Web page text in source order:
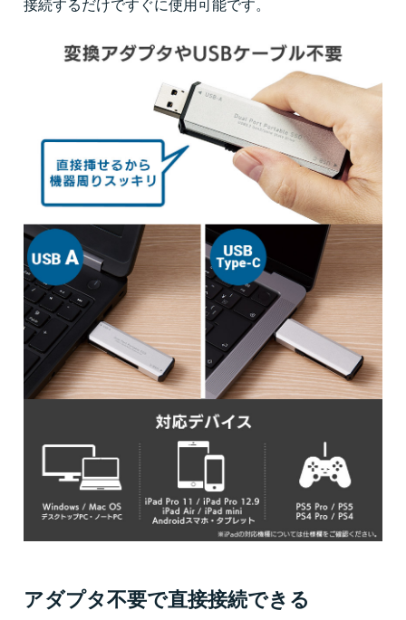
接続するだけですぐに使用可能です。
アダプタ不要で直接接続できる